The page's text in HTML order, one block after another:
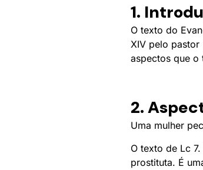
1.
O texto do
XIV pelo pastor
aspectos que o
2.
Uma mulher
O texto de Lc
prostituta. É